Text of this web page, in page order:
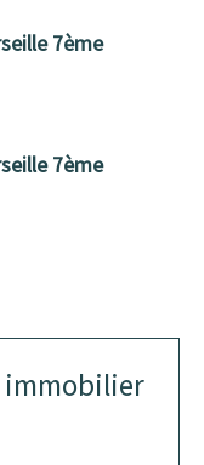
7ème
7ème
immobilier